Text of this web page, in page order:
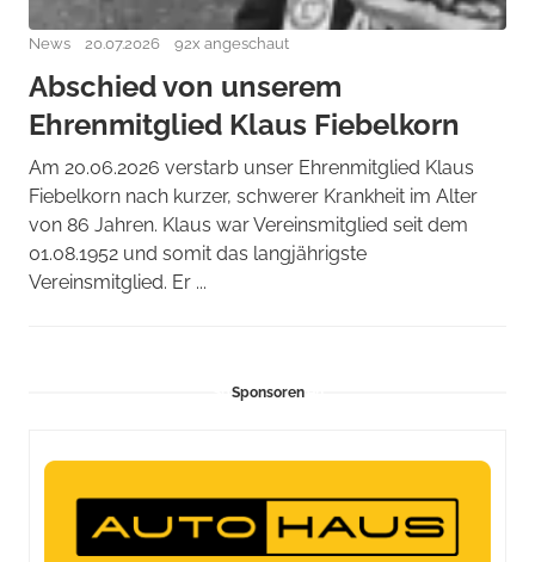
News 20.07.2026 92x angeschaut
Abschied von unserem
Ehrenmitglied Klaus Fiebelkorn
Am 20.06.2026 verstarb unser Ehrenmitglied Klaus
Fiebelkorn nach kurzer, schwerer Krankheit im Alter
von 86 Jahren. Klaus war Vereinsmitglied seit dem
01.08.1952 und somit das langjährigste
Vereinsmitglied. Er ...
Sponsoren